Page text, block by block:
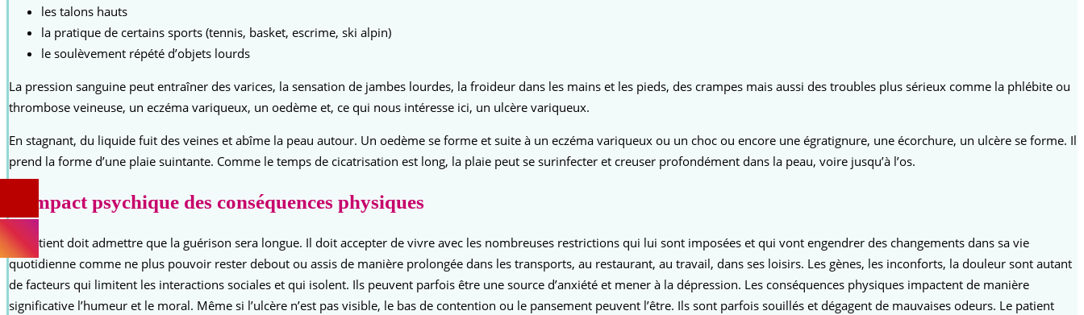
les talons hauts
la pratique de certains sports (tennis, basket, escrime, ski alpin)
le soulèvement répété d’objets lourds
La pression sanguine peut entraîner des varices, la sensation de jambes lourdes, la froideur dans les mains et les pieds, des crampes mais aussi des troubles plus sérieux comme la phlébite ou
thrombose veineuse, un eczéma variqueux, un oedème et, ce qui nous intéresse ici, un ulcère variqueux.
En stagnant, du liquide fuit des veines et abîme la peau autour. Un oedème se forme et suite à un eczéma variqueux ou un choc ou encore une égratignure, une écorchure, un ulcère se forme. Il
prend la forme d’une plaie suintante. Comme le temps de cicatrisation est long, la plaie peut se surinfecter et creuser profondément dans la peau, voire jusqu’à l’os.
L’impact psychique des conséquences physiques
Le patient doit admettre que la guérison sera longue. Il doit accepter de vivre avec les nombreuses restrictions qui lui sont imposées et qui vont engendrer des changements dans sa vie
quotidienne comme ne plus pouvoir rester debout ou assis de manière prolongée dans les transports, au restaurant, au travail, dans ses loisirs. Les gènes, les inconforts, la douleur sont autant
de facteurs qui limitent les interactions sociales et qui isolent. Ils peuvent parfois être une source d’anxiété et mener à la dépression. Les conséquences physiques impactent de manière
significative l’humeur et le moral. Même si l’ulcère n’est pas visible, le bas de contention ou le pansement peuvent l’être. Ils sont parfois souillés et dégagent de mauvaises odeurs. Le patient